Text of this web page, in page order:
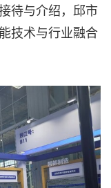
待与介绍，邱市
技术与行业融合